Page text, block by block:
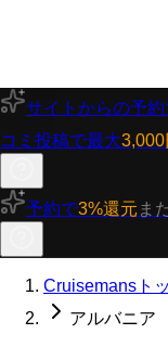
サイトからの予約
コミ投稿で最大3,000
予約で3%還元 ま
Cruisemansト
アルバニア